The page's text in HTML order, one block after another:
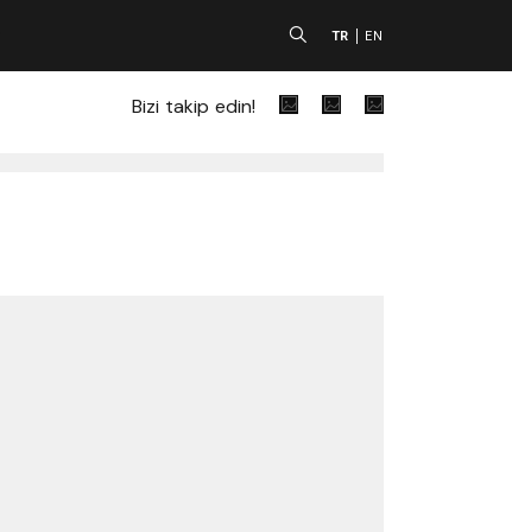
A TR EN
Bizi takip edin!